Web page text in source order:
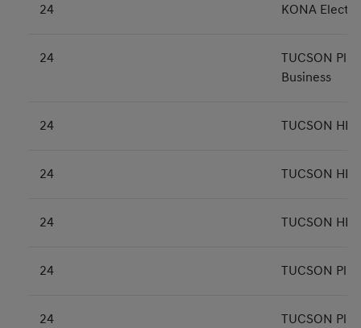
24 KONA
24
TUCSON
Business
24 TUCSON
24 TUCSON
24 TUCSON
24 TUCSON
24
TUCSON